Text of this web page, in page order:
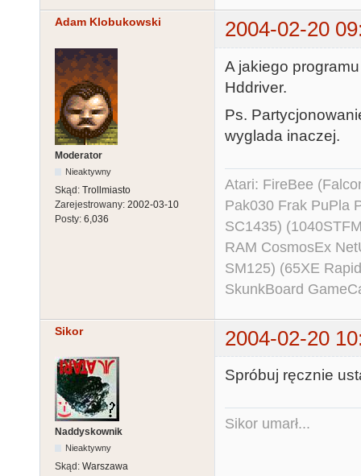
Adam Klobukowski 2004-02-20
Moderator
Nieaktywny
Skąd: Trollmiasto
Zarejestrowany: 2002-03-10
Posty: 6,036
A jakiego
Hddriver.
Ps.
wyglada inaczej.
Atari: FireBee
Pak030 Frak PuPla
SC1435)
RAM CosmosEx
SM125) (65XE
SkunkBoard
Sikor 2004-02-20
Naddyskownik
Nieaktywny
Skąd: Warszawa
Spróbuj ręcznie
Sikor umarł...